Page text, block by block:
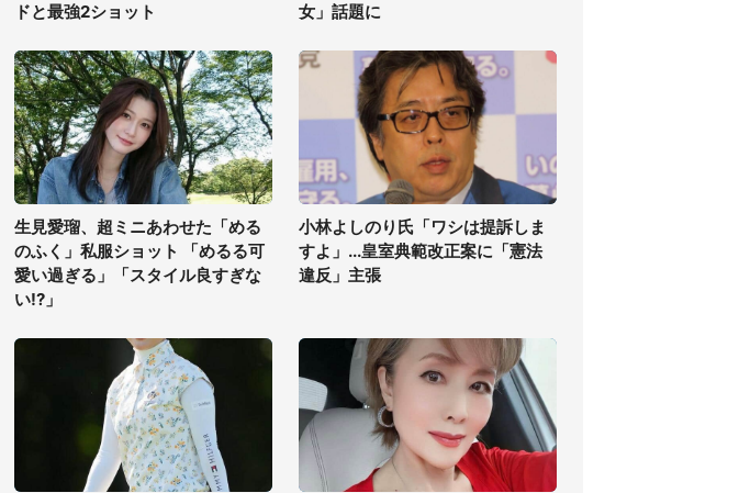
ドと最強2ショット
女」話題に
生見愛瑠、超ミニあわせた「める
のふく」私服ショット 「めるる可
愛い過ぎる」「スタイル良すぎな
い!?」
小林よしのり氏「ワシは提訴しま
すよ」...皇室典範改正案に「憲法
違反」主張